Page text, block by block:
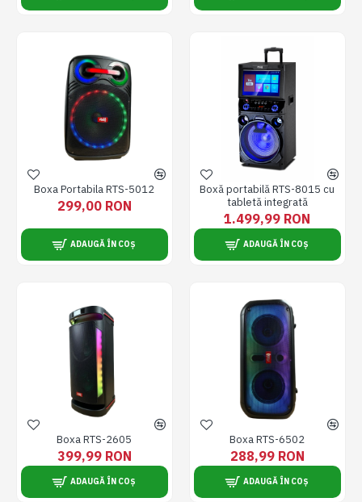
Boxa Portabila RTS-5012
299,00 RON
ADAUGĂ ÎN COȘ
Boxă portabilă RTS-8015 cu
tabletă integrată
1.499,99 RON
ADAUGĂ ÎN COȘ
Boxa RTS-2605
399,99 RON
ADAUGĂ ÎN COȘ
Boxa RTS-6502
288,99 RON
ADAUGĂ ÎN COȘ